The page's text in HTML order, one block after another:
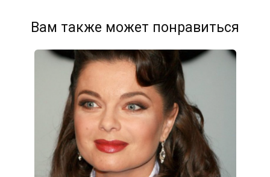
Вам также может понравиться